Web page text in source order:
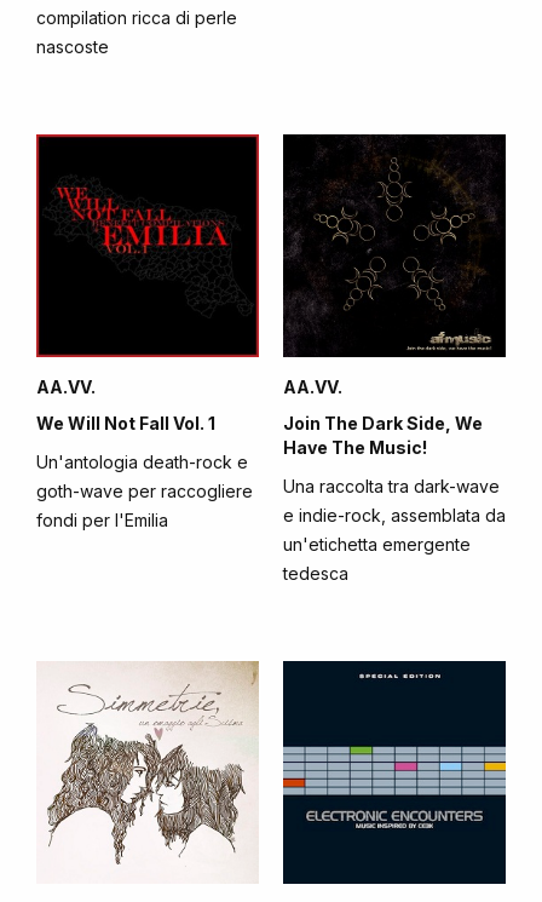
compilation ricca di perle
nascoste
AA.VV.
We Will Not Fall Vol. 1
Un'antologia death-rock e
goth-wave per raccogliere
fondi per l'Emilia
AA.VV.
Join The Dark Side, We
Have The Music!
Una raccolta tra dark-wave
e indie-rock, assemblata da
un'etichetta emergente
tedesca